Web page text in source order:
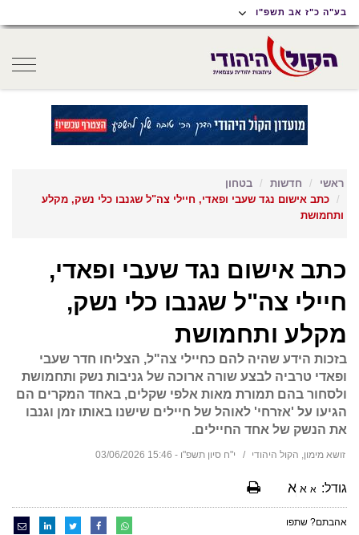
תפריט
נגישות
תפריט
ראשי
תוכן
ראשי
בע"ה כ"ז אב תשפ"ו
ראשי חדשות
בטחון
כתב אישום נגד שעבי ופאדי, חיילי צה"ל שגנבו כלי נשק, מקלע
ותחמושת
כתב אישום נגד שעבי ופאדי,
חיילי צה"ל שגנבו כלי נשק,
מקלע ותחמושת
בזכות הידע שהיה להם כחיילי צה"ל, הצליחו חדר שעבי
ופאדי טרביה לבצע שורה ארוכה של גניבות נשק ותחמושת
ולסחור בהם תמורת מאות אלפי שקלים, באחד המקרים הם
הגיעו על 'אזרחי' לאוהל של חיילים שישנו באותו זמן וגנבו
את הנשק של אחד החיילים.
זושא מימון, הקול היהודי י"ח סיון תשפ"ו - 15:46 03/06/2026
גודל: א א א
אהבתם? שתפו